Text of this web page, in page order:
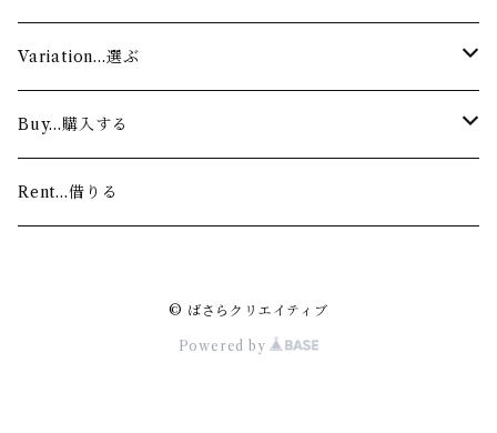
Stage…舞台
Lesson…お稽古
Variation…選ぶ
Authentic…舞踊家（着物）
Modern…ダンサー（ワンショルダー）
Buy…購入する
Custom made…注文する
Rent…借りる
© ばさらクリエイティブ
Powered by